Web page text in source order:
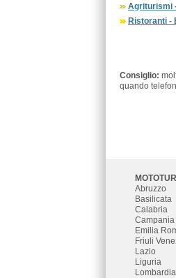
Agriturismi
Ristoranti -
Consiglio:
quando
Abruzzo
Basilicata
Calabria
Campania
Emilia
Friuli
Lazio
Liguria
Lombardia